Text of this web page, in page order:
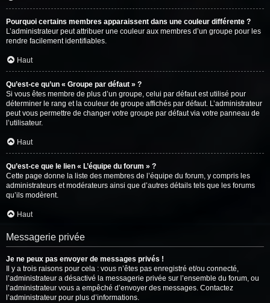
Pourquoi certains membres apparaissent dans une couleur différente ?
L’administrateur peut attribuer une couleur aux membres d’un groupe pour les
rendre facilement identifiables.
Haut
Qu’est-ce qu’un « Groupe par défaut » ?
Si vous êtes membre de plus d’un groupe, celui par défaut est utilisé pour
déterminer le rang et la couleur de groupe affichés par défaut. L’administrateur
peut vous permettre de changer votre groupe par défaut via votre panneau de
l’utilisateur.
Haut
Qu’est-ce que le lien « L’équipe du forum » ?
Cette page donne la liste des membres de l’équipe du forum, y compris les
administrateurs et modérateurs ainsi que d’autres détails tels que les forums
qu’ils modèrent.
Haut
Messagerie privée
Je ne peux pas envoyer de messages privés !
Il y a trois raisons pour cela : vous n’êtes pas enregistré et/ou connecté,
l’administrateur a désactivé la messagerie privée sur l’ensemble du forum, ou
l’administrateur vous a empêché d’envoyer des messages. Contactez
l’administrateur pour plus d’informations.